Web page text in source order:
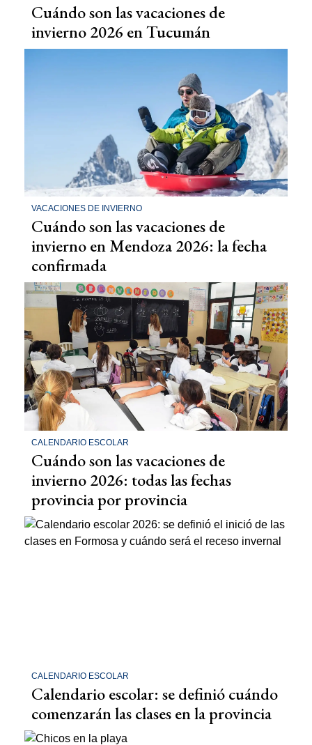
Cuándo son las vacaciones de
invierno 2026 en Tucumán
VACACIONES DE INVIERNO
Cuándo son las vacaciones de
invierno en Mendoza 2026: la fecha
confirmada
CALENDARIO ESCOLAR
Cuándo son las vacaciones de
invierno 2026: todas las fechas
provincia por provincia
CALENDARIO ESCOLAR
Calendario escolar: se definió cuándo
comenzarán las clases en la provincia